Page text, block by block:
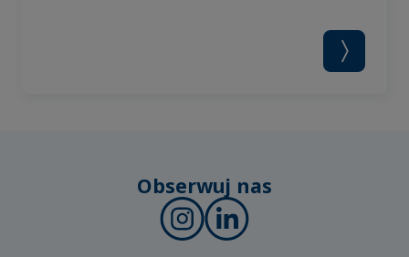
Obserwuj nas